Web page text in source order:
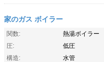
家のガス ボイラー
関数:
熱湯ボイラー
圧:
低圧
構造:
水管